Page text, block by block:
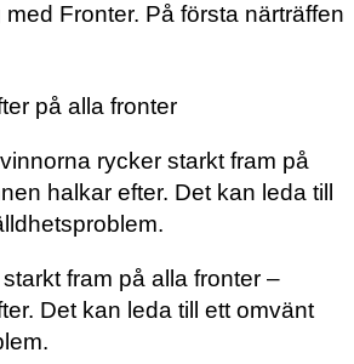
Fronter. På första närträffen
på alla fronter
rycker starkt fram på
halkar efter. Det kan leda till
fram på alla fronter –
Det kan leda till ett omvänt